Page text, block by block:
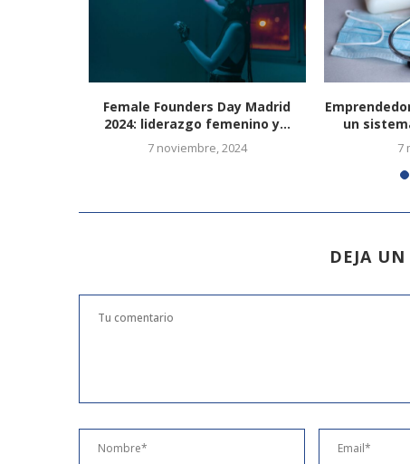
Female Founders Day Madrid
2024: liderazgo femenino y...
7 noviembre, 2024
un
7
DEJA